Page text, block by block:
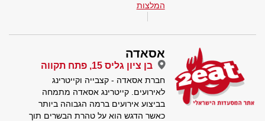
המלצות
אסאדה
בן ציון גליס 15, פתח תקווה
חברת אסאדה - קצבייה וקייטרינג
לאירועים. קייטרינג אסאדה מתמחה
בביצוע אירועים ברמה הגבוהה ביותר
כאשר הדגש הוא על טהרת הבשרים תוך